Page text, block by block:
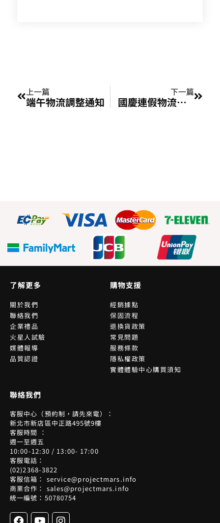
上一篇
端午物流調整通知
下一篇
國慶連假物流調整通知
了解更多
關於我們
聯絡我們
企業禮品
火星人試驗
媒體報導
品質認證
購物支援
經銷據點
保固流程
退換貨政策
常見問題
服務條款
隱私權政策
實體體驗中心購買須知
聯絡我們
客服中心（預約制，請先來電）：
新北市新店區中正路495號9樓
客服時間 ：
週一至週五
10:00-12:30 / 13:00- 17:00
客服電話：
(02)2368-3822
客服信箱： service@projectmars.info
商業合作： sales@projectmars.info
統一編號：50780754
F Y I